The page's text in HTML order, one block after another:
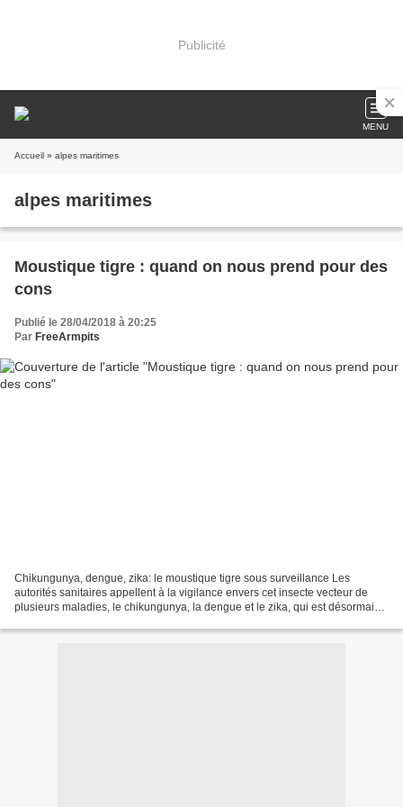
Publicité
MENU
Accueil » alpes maritimes
alpes maritimes
Moustique tigre : quand on nous prend pour des
cons
Publié le 28/04/2018 à 20:25
Par FreeArmpits
Chikungunya, dengue, zika: le moustique tigre sous surveillance Les
autorités sanitaires appellent à la vigilance envers cet insecte vecteur de
plusieurs maladies, le chikungunya, la dengue et le zika, qui est désormais